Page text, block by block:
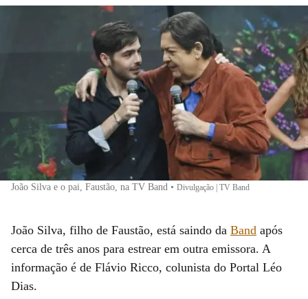
João Silva e o pai, Faustão, na TV Band • Divulgação | TV Band
João Silva, filho de Faustão, está saindo da Band após
cerca de três anos para estrear em outra emissora. A
informação é de Flávio Ricco, colunista do Portal Léo
Dias.